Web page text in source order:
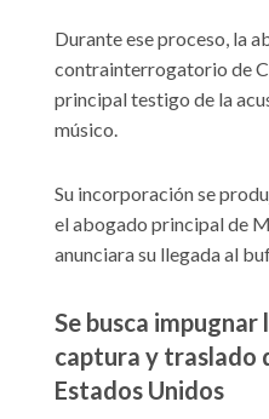
Durante ese proceso, la
contrainterrogatorio de
principal testigo de la
músico.
Su incorporación se
el abogado principal de
anunciara su llegada al
Se busca impugnar
captura y traslado
Estados Unidos